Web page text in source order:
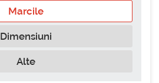
Marcile
Dimensiuni
Alte